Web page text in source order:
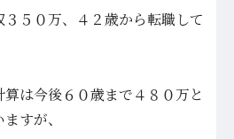
５０万、４２歳から転職して
は今後６０歳まで４８０万と
すが、